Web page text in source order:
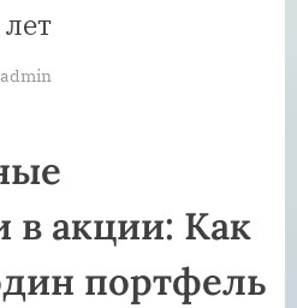
By
admin
в акции: Как
портфель